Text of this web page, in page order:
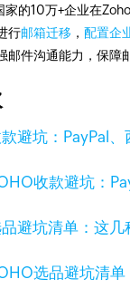
家的10万+企业在
行邮箱迁移 ，配置企
邮件沟通能力，保障
收款避坑：
选品避坑清